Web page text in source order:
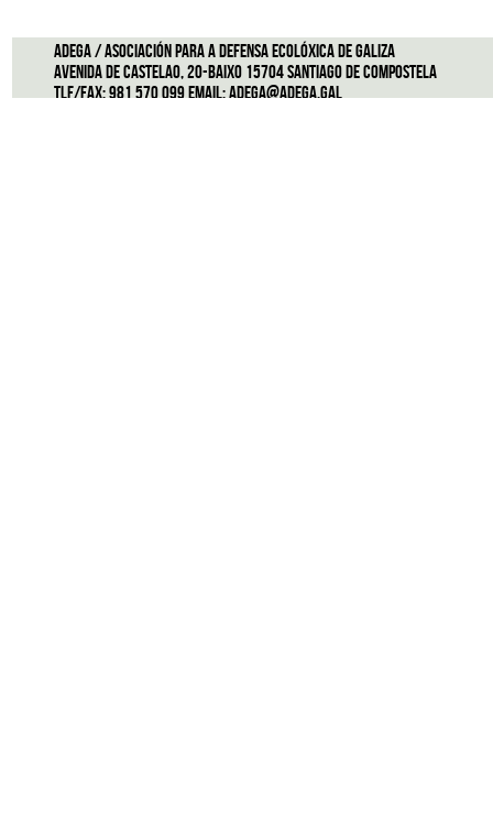
ADEGA / Asociación para a defensa ecolóxica de Galiza
Avenida de Castelao, 20-Baixo 15704 Santiago de Compostela
Tlf/Fax: 981 570 099 Email:adega@adega.gal